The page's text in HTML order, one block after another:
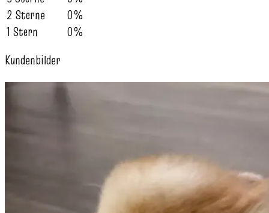
2 Sterne
0%
1 Stern
0%
Kundenbilder